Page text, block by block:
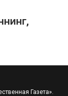
Газета».